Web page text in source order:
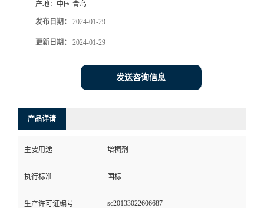
产地： 中国 青岛
发布日期： 2024-01-29
更新日期： 2024-01-29
发送咨询信息
产品详请
主要用途 增稠剂
执行标准 国标
生产许可证编号 sc20133022606687